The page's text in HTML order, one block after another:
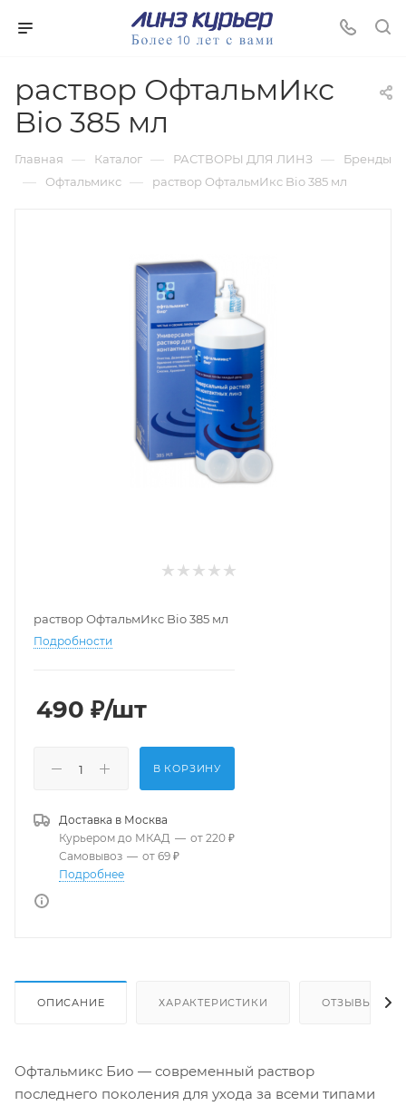
раствор ОфтальмИкс
Bio 385 мл
Главная — Каталог — РАСТВОРЫ ДЛЯ ЛИНЗ — Бренды
— Офтальмикс — раствор ОфтальмИкс Bio 385 мл
раствор ОфтальмИкс Bio 385 мл
Подробности
490 ₽/шт
В КОРЗИНУ
Доставка в Москва
Курьером до МКАД — от 220 ₽
Самовывоз — от 69 ₽
Подробнее
ОПИСАНИЕ ХАРАКТЕРИСТИКИ ОТЗЫВЫ
Офтальмикс Био — современный раствор
последнего поколения для ухода за всеми типами